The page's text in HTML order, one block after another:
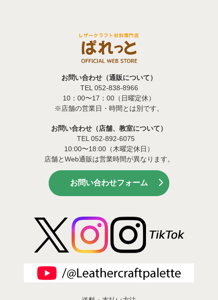
お問い合わせ（通販について）
TEL 052-838-8966
10：00〜17：00（日曜定休）
※店舗の営業日・時間とは別です。
お問い合わせ（店舗、教室について）
TEL 052-892-6075
10:00〜18:00（木曜定休日）
店舗とWeb通販は営業時間が異なります。
お問い合わせフォーム